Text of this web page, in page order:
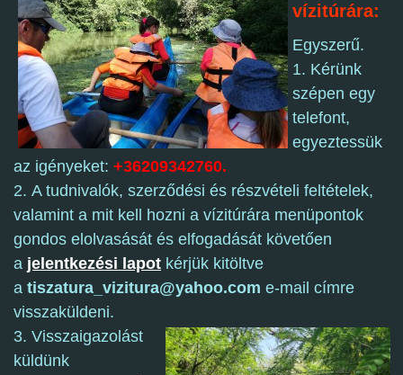
vízitúrára:
Egyszerű.
1. Kérünk
szépen egy
telefont,
egyeztessük
az igényeket: +36209342760.
2. A tudnivalók, szerződési és részvételi feltételek,
valamint a mit kell hozni a vízitúrára menüpontok
gondos elolvasását és elfogadását követően
a jelentkezési lapot kérjük kitöltve
a tiszatura_vizitura@yahoo.com e-mail címre
visszaküldeni.
3. Visszaigazolást
küldünk